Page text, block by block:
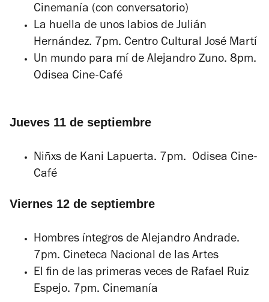
Cinemanía (con conversatorio)
La huella de unos labios de Julián
Hernández. 7pm. Centro Cultural José Martí
Un mundo para mí de Alejandro Zuno. 8pm.
Odisea Cine-Café
Jueves 11 de septiembre
Niñxs de Kani Lapuerta. 7pm. Odisea Cine-
Café
Viernes 12 de septiembre
Hombres íntegros de Alejandro Andrade.
7pm. Cineteca Nacional de las Artes
El fin de las primeras veces de Rafael Ruiz
Espejo. 7pm. Cinemanía